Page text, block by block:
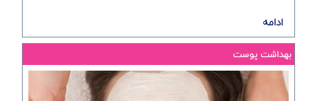
ادامه
بهداشت پوست